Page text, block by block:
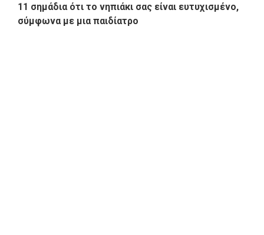
11 σημάδια ότι το νηπιάκι σας είναι ευτυχισμένο,
σύμφωνα με μια παιδίατρο